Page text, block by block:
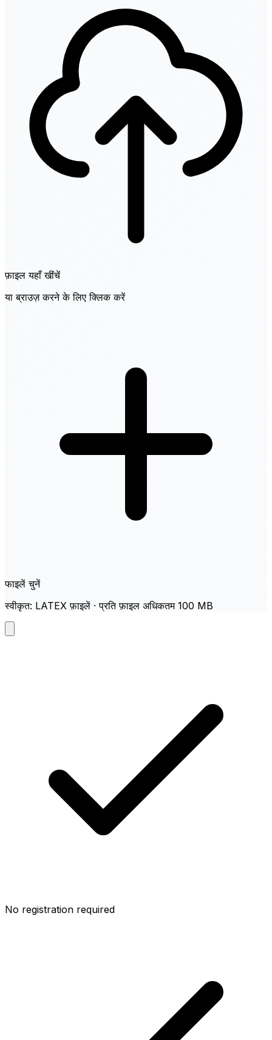
फ़ाइल यहाँ खींचें
या ब्राउज़ करने के लिए क्लिक करें
फाइलें चुनें
स्वीकृत: LATEX फ़ाइलें · प्रति फ़ाइल अधिकतम 100 MB
No registration required